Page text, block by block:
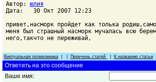
Автор: юлия
Дата: 30 Окт 2007 12:23
привет,насморк пройдет как толька
меня был страшный насморк мучалась всю
него,такчто не переживай,
Виртуальная поликлиника
Перечень статей К назваеию статьи
Ответить на это сообщение
Ваше имя: